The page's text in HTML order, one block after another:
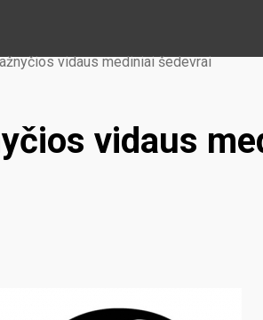
vidaus mediniai šedevrai
vidaus